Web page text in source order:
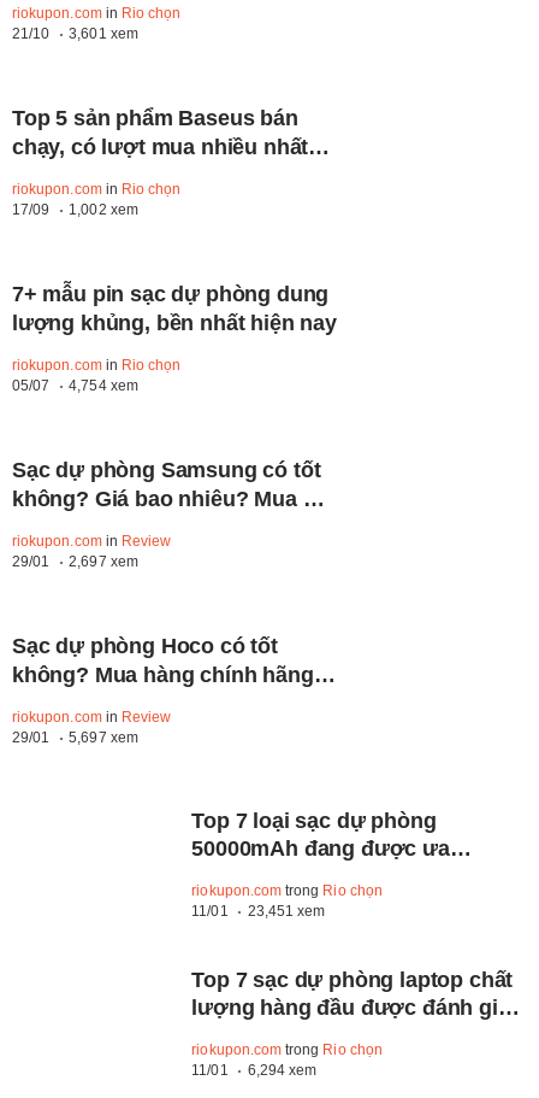
riokupon.comin Rio chọn
21/10
3,601 xem
Top 5 sản phẩm Baseus bán
chạy, có lượt mua nhiều nhất
riokupon.comin Rio chọn
17/09
1,002 xem
7+ mẫu pin sạc dự phòng dung
lượng khủng, bền nhất hiện nay
riokupon.comin Rio chọn
05/07
4,754 xem
Sạc dự phòng Samsung có tốt
không? Giá bao nhiêu? Mua ở
riokupon.comin Review
29/01
2,697 xem
Sạc dự phòng Hoco có tốt
không? Mua hàng chính hãng
riokupon.comin Review
29/01
5,697 xem
Top 7 loại sạc dự phòng
50000mAh đang được ưa
riokupon.com trong Rio chọn
11/01
23,451 xem
Top 7 sạc dự phòng laptop chất
lượng hàng đầu được đánh giá
riokupon.com trong Rio chọn
11/01
6,294 xem